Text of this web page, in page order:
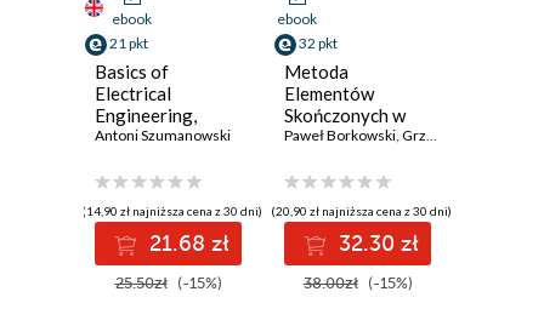
ebook
21 pkt
Basics of
Electrical
Engineering,
Electrotechnics,
Electric Machines
Antoni Szumanowski
(14,90 zł najniższa cena z 30 dni)
21.68 zł
25.50zł (-15%)
ebook
32 pkt
Metoda
Elementów
Skończonych w
mechanice
konstrukcji.
Rozwiązywanie
wybranych
zagadnień za
pomocą systemu
ANSYS
Paweł Borkowski, Grzegorz Krzesiński
(20,90 zł najniższa cena z 30 dni)
32.30 zł
38.00zł (-15%)